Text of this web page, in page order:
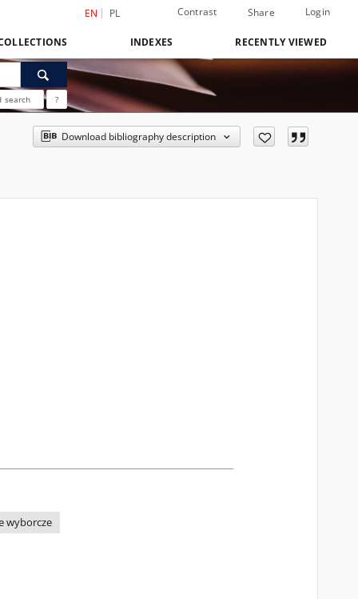
EN PL Contrast Share Login
INDEXES RECENTLY VIEWED
search ?
Download bibliography description
wyborcze